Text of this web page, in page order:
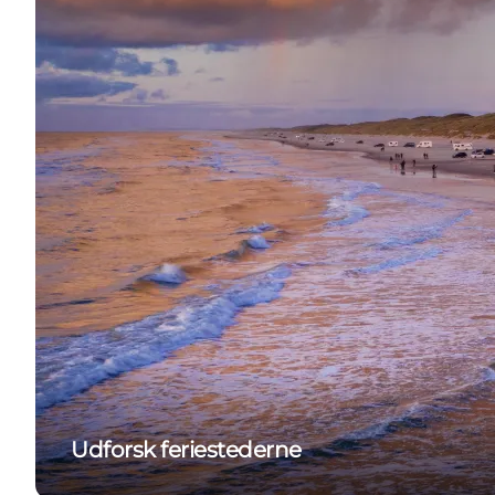
Udforsk feriestederne